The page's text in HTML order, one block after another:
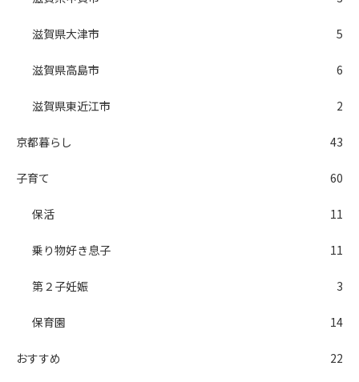
滋賀県大津市 5
滋賀県高島市 6
滋賀県東近江市 2
京都暮らし 43
子育て 60
保活 11
乗り物好き息子 11
第２子妊娠 3
保育園 14
おすすめ 22